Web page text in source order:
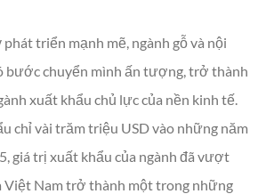
triển mạnh mẽ, ngành gỗ và nội
bước chuyển mình ấn tượng, trở thành
xuất khẩu chủ lực của nền kinh tế.
chỉ vài trăm triệu USD vào những năm
giá trị xuất khẩu của ngành đã vượt
Việt Nam trở thành một trong những